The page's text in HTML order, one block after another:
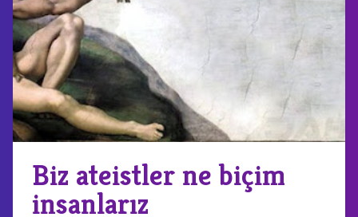
Biz ateistler ne biçim
insanlarız